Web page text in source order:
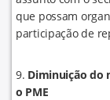
que possam
participação de
9. Diminuição do
o PME